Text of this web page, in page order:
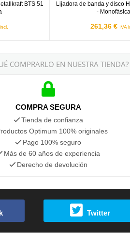
BTS 51
Lijadora de banda y disco
- Monofásica
261,36 € IVA
COMPRARLO EN NUESTRA TIENDA?
COMPRA SEGURA
Tienda de confianza
Optimum 100% originales
Pago 100% seguro
Más de 60 años de experiencia
Derecho de devolución
Twitter